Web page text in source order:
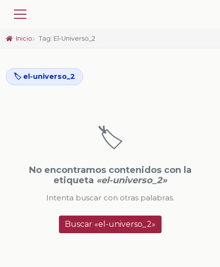
Inicio Tag: El-Universo_2
🏷️ el-universo_2
🏷️
No encontramos contenidos con la
etiqueta «el-universo_2»
Intenta buscar con otras palabras.
Buscar «el-universo_2»